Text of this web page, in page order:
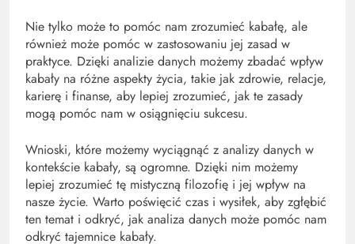
Nie tylko może to pomóc nam zrozumieć kabałę, ale
również może pomóc w zastosowaniu jej zasad w
praktyce. Dzięki analizie danych możemy zbadać wpływ
kabały na różne aspekty życia, takie jak zdrowie, relacje,
karierę i finanse, aby lepiej zrozumieć, jak te zasady
mogą pomóc nam w osiągnięciu sukcesu.
Wnioski, które możemy wyciągnąć z analizy danych w
kontekście kabały, są ogromne. Dzięki nim możemy
lepiej zrozumieć tę mistyczną filozofię i jej wpływ na
nasze życie. Warto poświęcić czas i wysiłek, aby zgłębić
ten temat i odkryć, jak analiza danych może pomóc nam
odkryć tajemnice kabały.